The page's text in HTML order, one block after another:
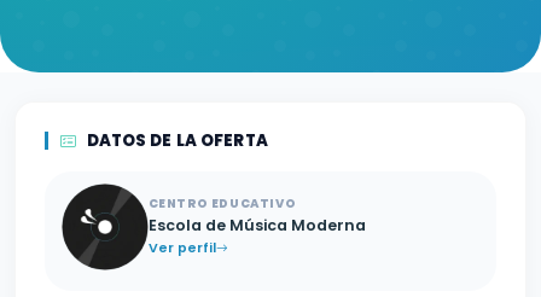
DATOS DE LA OFERTA
CENTRO EDUCATIVO
Escola de Música Moderna
Ver perfil